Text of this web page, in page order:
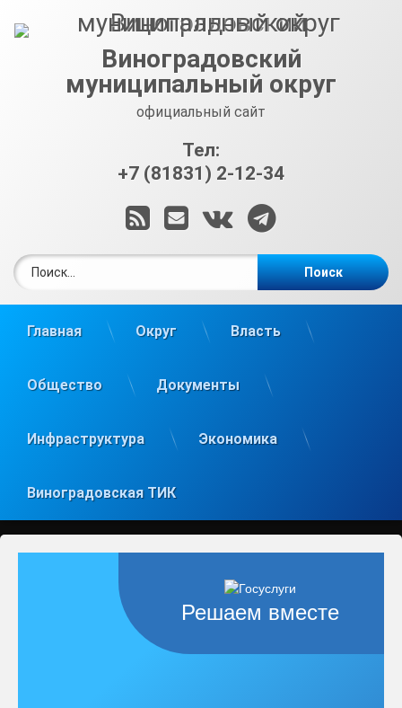
Виноградовский
муниципальный округ
официальный сайт
Тел:
+7 (81831) 2-12-34
RSSE-mailВКонтакте
Telegram
Главная Округ Власть
Общество Документы
Инфраструктура Экономика
Виноградовская ТИК
Решаем вместе